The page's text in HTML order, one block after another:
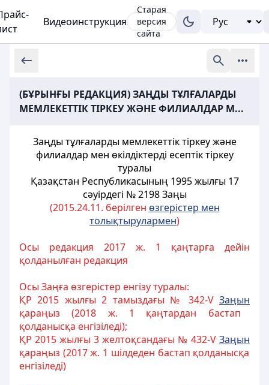
Видеоинструкция
Старая
версия
сайта
(БҰРЫНҒЫ РЕДАКЦИЯ) ЗАҢДЫ ТҰЛҒАЛАРДЫ
МЕМЛЕКЕТТІК ТІРКЕУ ЖӘНЕ ФИЛИАЛДАР М...
Заңды тұлғаларды мемлекеттік тіркеу және
филиалдар мен өкілдіктерді есептік тіркеу
туралы
Қазақстан Республикасының 1995 жылғы 17
сәуiрдегі № 2198 Заңы
(2015.24.11. берілген өзгерістер мен
толықтырулармен)
Осы редакция 2017 ж. 1 қаңтарға дейін
қолданылған редакция
Осы Заңға өзгерістер енгізу туралы:
ҚР 2015 жылғы 2 тамыздағы № 342-V Заңын
қараңыз (2018 ж. 1 қаңтардан бастап
қолданысқа енгізіледі);
ҚР 2015 жылғы 3 желтоқсандағы № 432-V Заңын
қараңыз (2017 ж. 1 шілдеден бастап қолданысқа
енгізіледі)